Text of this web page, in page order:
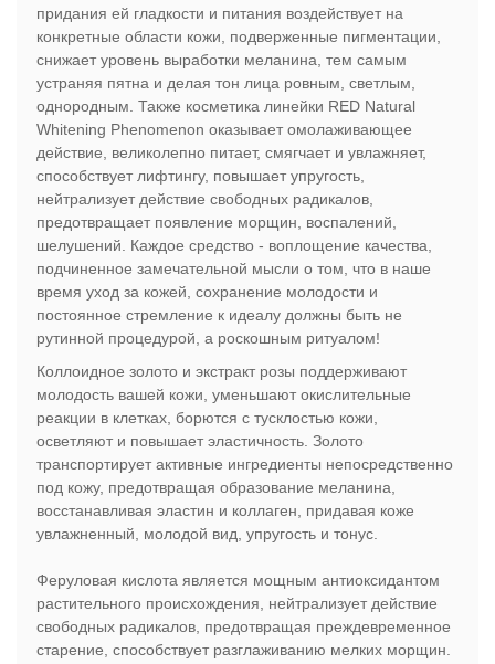
придания ей гладкости и питания воздействует на
конкретные области кожи, подверженные пигментации,
снижает уровень выработки меланина, тем самым
устраняя пятна и делая тон лица ровным, светлым,
однородным. Также косметика линейки RED Natural
Whitening Phenomenon оказывает омолаживающее
действие, великолепно питает, смягчает и увлажняет,
способствует лифтингу, повышает упругость,
нейтрализует действие свободных радикалов,
предотвращает появление морщин, воспалений,
шелушений. Каждое средство - воплощение качества,
подчиненное замечательной мысли о том, что в наше
время уход за кожей, сохранение молодости и
постоянное стремление к идеалу должны быть не
рутинной процедурой, а роскошным ритуалом!
Коллоидное золото и экстракт розы поддерживают
молодость вашей кожи, уменьшают окислительные
реакции в клетках, борются с тусклостью кожи,
осветляют и повышает эластичность. Золото
транспортирует активные ингредиенты непосредственно
под кожу, предотвращая образование меланина,
восстанавливая эластин и коллаген, придавая коже
увлажненный, молодой вид, упругость и тонус.
Феруловая кислота является мощным антиоксидантом
растительного происхождения, нейтрализует действие
свободных радикалов, предотвращая преждевременное
старение, способствует разглаживанию мелких морщин.